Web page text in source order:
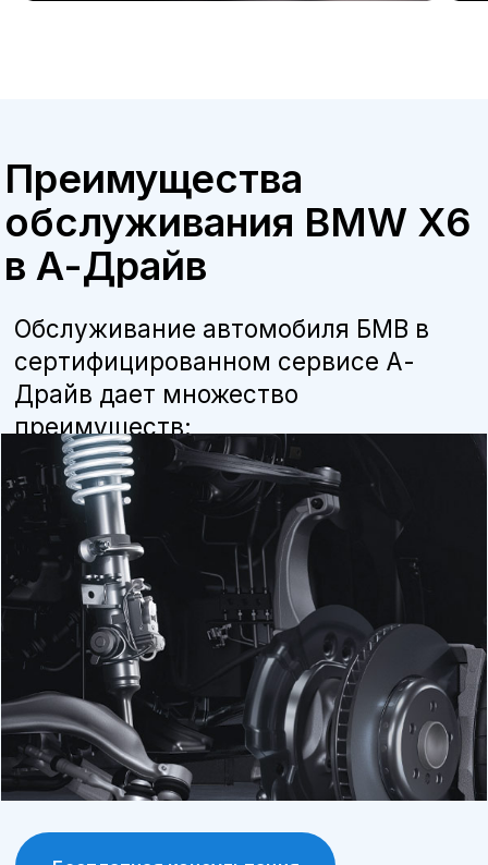
Оригинальные запчасти
мы используем только оригинальные
детали и расходные материалы,
рекомендованные производителем, что
продлевает срок службы автомобиля.
Квалифицированные специалисты
сертификацию BMW, что гарантирует
высокое качество работ.
Бесплатная консультация
Современное оборудование
сервис А-Драйв оснащен современными
диагностическими и ремонтными
инструментами, что позволяет выявлять и
устранять проблемы максимально точно.
Программа лояльности
постоянные клиенты получают
специальные условия и скидки на
обслуживание и запчасти.